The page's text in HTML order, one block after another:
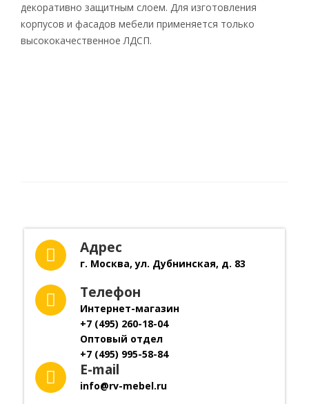
декоративно защитным слоем. Для изготовления
корпусов и фасадов мебели применяется только
высококачественное ЛДСП.
Адрес
г. Москва, ул. Дубнинская, д. 83
Телефон
Интернет-магазин
+7 (495) 260-18-04
Оптовый отдел
+7 (495) 995-58-84
E-mail
info@rv-mebel.ru